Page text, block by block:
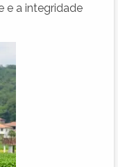
e a integridade